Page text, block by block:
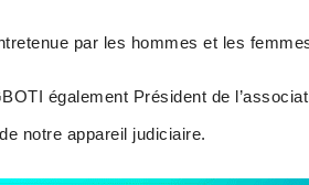
par les hommes et les
également Président de
notre appareil judiciaire.